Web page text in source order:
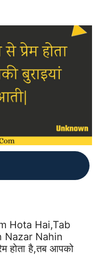
Hota Hai,tab
Nazar Nahin
होता है,तब आपको